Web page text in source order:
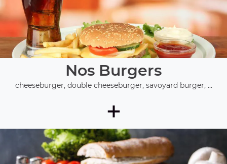
Nos Burgers
cheeseburger, double cheeseburger, savoyard burger, ...
+